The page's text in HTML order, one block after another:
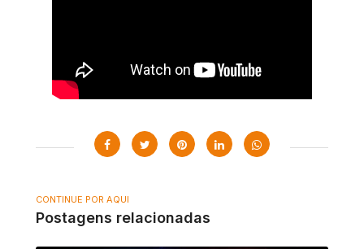
CONTINUE POR AQUI
Postagens relacionadas